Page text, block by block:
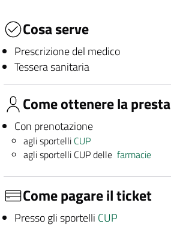
Cosa serve
Prescrizione del medico
Tessera sanitaria
Come ottenere la
Con prenotazione
agli sportelli CUP
agli sportelli CUP dellefarmacie
Come pagare il ticket
Presso gli sportelli CUP